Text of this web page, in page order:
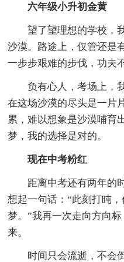
六年级小升初金黄
望了望理想的学校，我
沙漠。路途上，仅管还是
一步步艰难的步伐，功夫
负有心人，考场上，我
在这场沙漠的尽头是一片
累，难以想象是沙漠哺育
梦，我的选择是对的。
现在中考粉红
距离中考还有两年的时
想起一句话：“此刻打盹
梦。”我再一次走向方向
来。
时间只会流逝，不会倒